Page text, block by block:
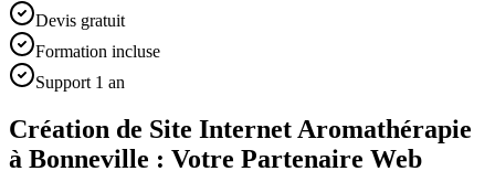
Devis gratuit
Formation incluse
Support 1 an
Création de Site Internet Aromathérapie
à Bonneville : Votre Partenaire Web